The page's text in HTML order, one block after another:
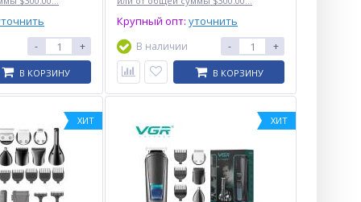
- +
В КОРЗИНУ
Крупный опт: уточнить
В наличии - +
В КОРЗИНУ
ХИТ ХИТ